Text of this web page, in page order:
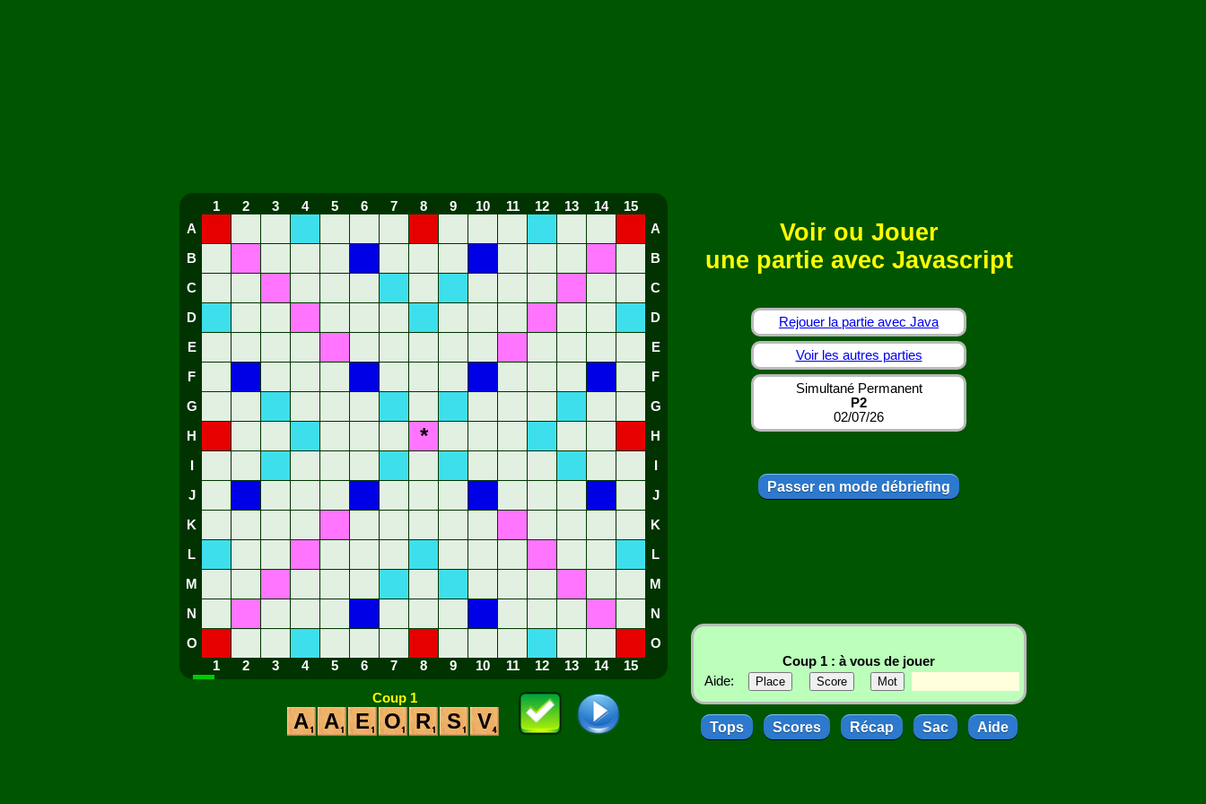
1 2 3 4 5 6 7 8 9 10 11 12 13 14
15
A
A
B B
C C
D D
E E
F F
G G
H * H
J J
K K
L L
M M
N N
O
O
1
2 3 4 5 6 7 8 9 10 11 12 13 14 15
Coup 1
A A E O R S V
Voir ou Jouer
une partie avec Javascript
Rejouer la partie avec Java
Voir les autres parties
Simultané Permanent
P2
02/07/26
Passer en mode débriefing
Coup 1 : à vous de jouer
Aide:
Tops Scores Récap Sac Aide